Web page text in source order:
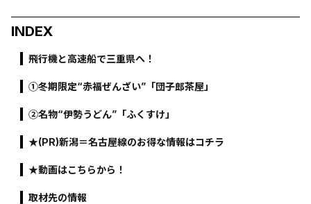
INDEX
飛行機と高速船で三重県へ！
①冬期限定“赤福ぜんざい”「団子郎茶屋」
②名物“伊勢うどん”「ふくすけ」
★(PR)新潟＝名古屋線のお得な情報はコチラ
★動画はこちらから！
取材先の情報